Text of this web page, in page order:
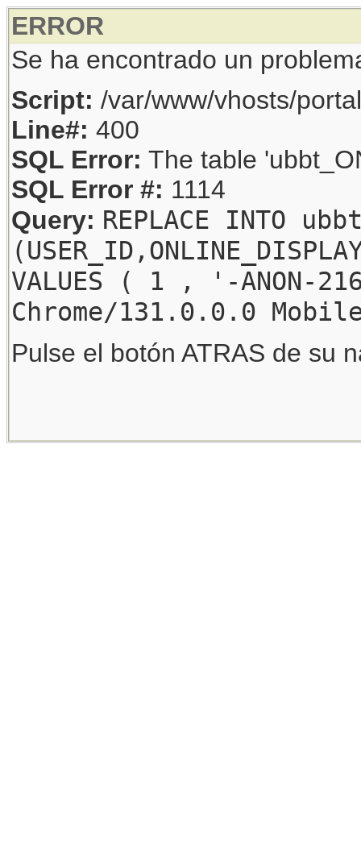
ERROR
Se ha encontrado un
Script: /var/www/vhosts/
Line#: 400
SQL Error: The table
SQL Error #: 1114
Query: REPLACE INTO
VALUES ( 1 , '-
Chrome/131.0.0.0
Pulse el botón ATRAS de su